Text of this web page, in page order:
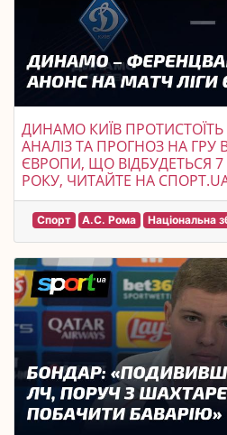
ДИНАМО КИЇВ
АНАЛІЗ ТА ПРОГНОЗ НА ГРУ
ЄВРОПИ, ЩО ВІДБУДЕТЬСЯ
РОКУ, ЧИТАЙТЕ НА
Спорт А.С. Рома Національна